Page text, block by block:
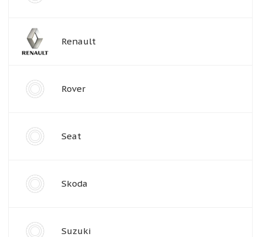
Renault
Rover
Seat
Skoda
Suzuki